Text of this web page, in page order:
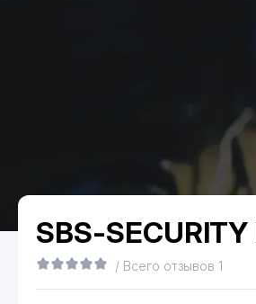
SBS-SECURITY
/ Всего отзывов 1